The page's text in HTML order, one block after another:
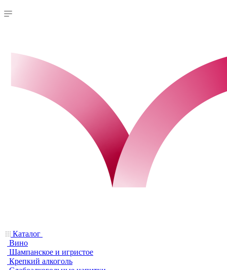
Каталог
Вино
Шампанское и игристое
Крепкий алкоголь